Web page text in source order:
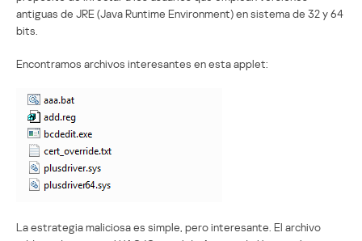
antiguas de JRE (Java Runtime Environment) en sistema de 32 y 64
bits.
Encontramos archivos interesantes en esta applet:
La estrategia maliciosa es simple, pero interesante. El archivo